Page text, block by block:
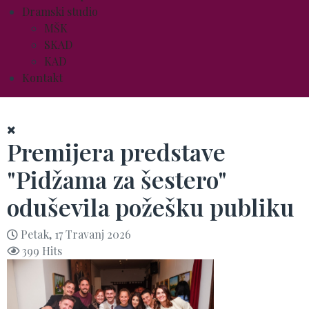
Dramski studio
MŠK
SKAD
KAD
Kontakt
Premijera predstave
"Pidžama za šestero"
oduševila požešku publiku
Petak, 17 Travanj 2026
399 Hits